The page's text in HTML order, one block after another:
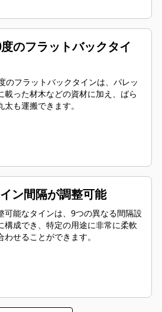
のフラットバックタイ
のフラットバックタインは、パレッ
載った材木などの資材に加え、ばら
太も運搬できます。
ン間隔が調整可能
可能なタインは、9つの異なる間隔設
構成でき、特定の用途に非常に柔軟
わせることができます。